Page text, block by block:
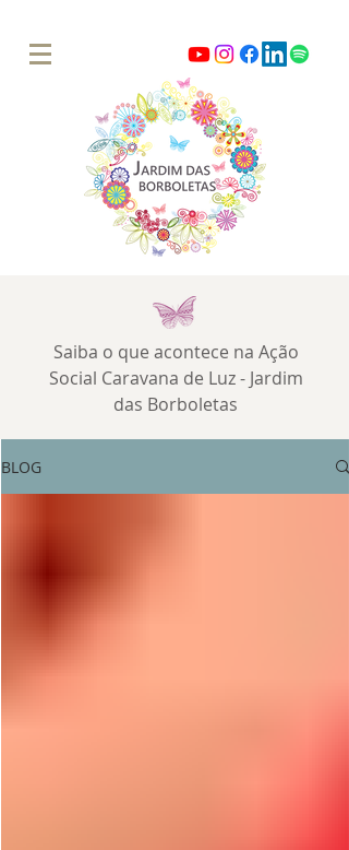
Saiba o que acontece na Ação
Social Caravana de Luz - Jardim
das Borboletas
BLOG